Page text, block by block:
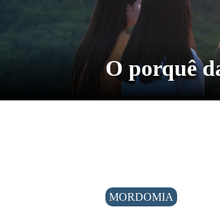
O porquê
MORDOMIA